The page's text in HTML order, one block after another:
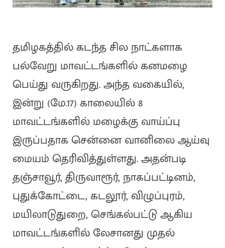
தமிழகத்தில் கடந்த சில நாட்களாக
பல்வேறு மாவட்டங்களில் கனமழை
பெய்து வருகிறது. அந்த வகையில்,
இன்று (மே.17) காலையில் 8
மாவட்டங்களில் மழைக்கு வாய்ப்பு
இருப்பதாக சென்னை வானிலை ஆய்வு
மையம் தெரிவித்துள்ளது. அதன்படி
தஞ்சாவூர், திருவாரூர், நாகப்பட்டினம்,
புதுக்கோட்டை, கடலூர், விழுப்புரம்,
மயிலாடுதுறை, செங்கல்பட்டு ஆகிய
மாவட்டங்களில் லேசானது முதல்